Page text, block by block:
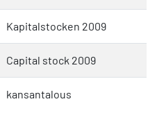
Kapitalstocken 2009
Capital stock 2009
kansantalous